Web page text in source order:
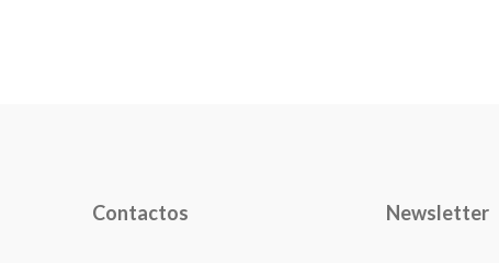
Contactos Newsletter